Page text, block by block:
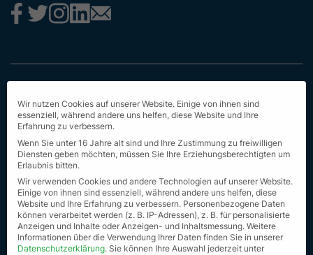
Impressum
Datenschutz
AGB
Erstinformation
Nachhaltigkeit
Seit Sitemap
© Alle Rechte vorbehalten 2023
Wir nutzen Cookies auf unserer Website. Einige von ihnen sind
essenziell, während andere uns helfen, diese Website und Ihre
Erfahrung zu verbessern.
Wenn Sie unter 16 Jahre alt sind und Ihre Zustimmung zu freiwilligen
Diensten geben möchten, müssen Sie Ihre Erziehungsberechtigten um
Erlaubnis bitten.
Wir verwenden Cookies und andere Technologien auf unserer Website.
Einige von ihnen sind essenziell, während andere uns helfen, diese
Website und Ihre Erfahrung zu verbessern. Personenbezogene Daten
können verarbeitet werden (z. B. IP-Adressen), z. B. für personalisierte
Anzeigen und Inhalte oder Anzeigen- und Inhaltsmessung. Weitere
Informationen über die Verwendung Ihrer Daten finden Sie in unserer
Datenschutzerklärung. Sie können Ihre Auswahl jederzeit unter